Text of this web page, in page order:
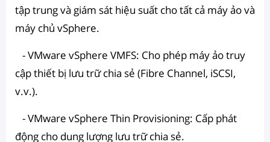
tập trung và giám sát hiệu suất cho tất cả máy ảo và
máy chủ vSphere.
- VMware vSphere VMFS: Cho phép máy ảo truy
cập thiết bị lưu trữ chia sẻ (Fibre Channel, iSCSI,
v.v.).
- VMware vSphere Thin Provisioning: Cấp phát
động cho dung lượng lưu trữ chia sẻ.